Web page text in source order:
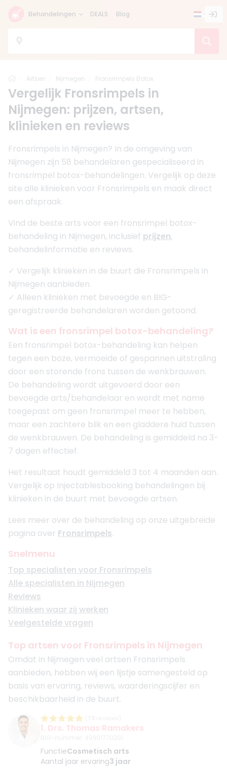
Behandelingen DEALS Blog
Home
Artsen Nijmegen Fronsrimpels Botox
Vergelijk Fronsrimpels in
Nijmegen: prijzen, artsen,
klinieken en reviews
Fronsrimpels in Nijmegen? In de omgeving van
Nijmegen zijn 58 behandelaren gespecialiseerd in
fronsrimpel botox-behandelingen. Vergelijk op deze
site alle klinieken voor Fronsrimpels en maak direct
een afspraak.
Vind de beste arts voor een fronsrimpel botox-
behandeling in Nijmegen, inclusief prijzen,
behandelinformatie en reviews.
✓ Vergelijk klinieken in de buurt die Fronsrimpels in
Nijmegen aanbieden.
✓ Alleen klinieken met bevoegde en BIG-
geregistreerde behandelaren worden getoond.
Wat is een fronsrimpel botox-behandeling?
Een fronsrimpel botox-behandeling kan helpen
tegen een boze, vermoeide of gespannen uitstraling
door een storende frons tussen de wenkbrauwen.
De behandeling wordt uitgevoerd door een
bevoegde arts/behandelaar en wordt met name
toegepast om geen fronsrimpel meer te hebben,
maar een zachtere blik en een gladdere huid tussen
de wenkbrauwen. De behandeling is gemiddeld na 3-
7 dagen effectief.
Het resultaat houdt gemiddeld 3 tot 4 maanden aan.
Vergelijk op Injectablesbooking behandelingen bij
klinieken in de buurt met bevoegde artsen.
Lees meer over de behandeling op onze uitgebreide
pagina over Fronsrimpels.
Snelmenu
Top specialisten voor Fronsrimpels
Alle specialisten in Nijmegen
Reviews
Klinieken waar zij werken
Veelgestelde vragen
Top artsen voor Fronsrimpels in Nijmegen
Omdat in Nijmegen veel artsen Fronsrimpels
aanbieden, hebben wij een lijstje samengesteld op
basis van ervaring, reviews, waarderingscijfer en
beschikbaarheid in de buurt.
1. Drs. Thomas Ramakers
FunctieCosmetisch arts
Aantal jaar ervaring3 jaar